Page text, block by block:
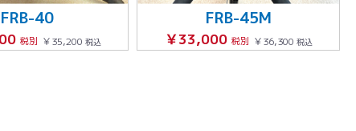
FRB-40
税別 ￥35,200 税込
FRB-45M
￥33,000 税別 ￥36,300 税込